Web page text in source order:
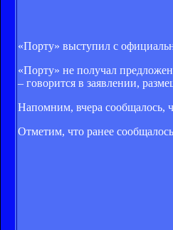
«Порту» выступил с
«Порту» не получал
– говорится в заявлении,
Напомним, вчера сообщалось,
Отметим, что ранее